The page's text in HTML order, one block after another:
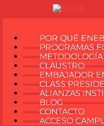
POR QUÉ
PROGRAMAS
METODOLOGÍA
CLAUSTRO
EMBAJADOR
CLASS
ALIANZAS
BLOG
CONTACTO
ACCESO
MÁSTER EN
MANAGEMENT
DATA Y
SOLICITA